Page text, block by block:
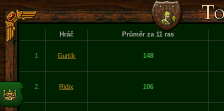
Hráč Průměr za 11 ras
1. Gurtík 148
2. Ridix 106